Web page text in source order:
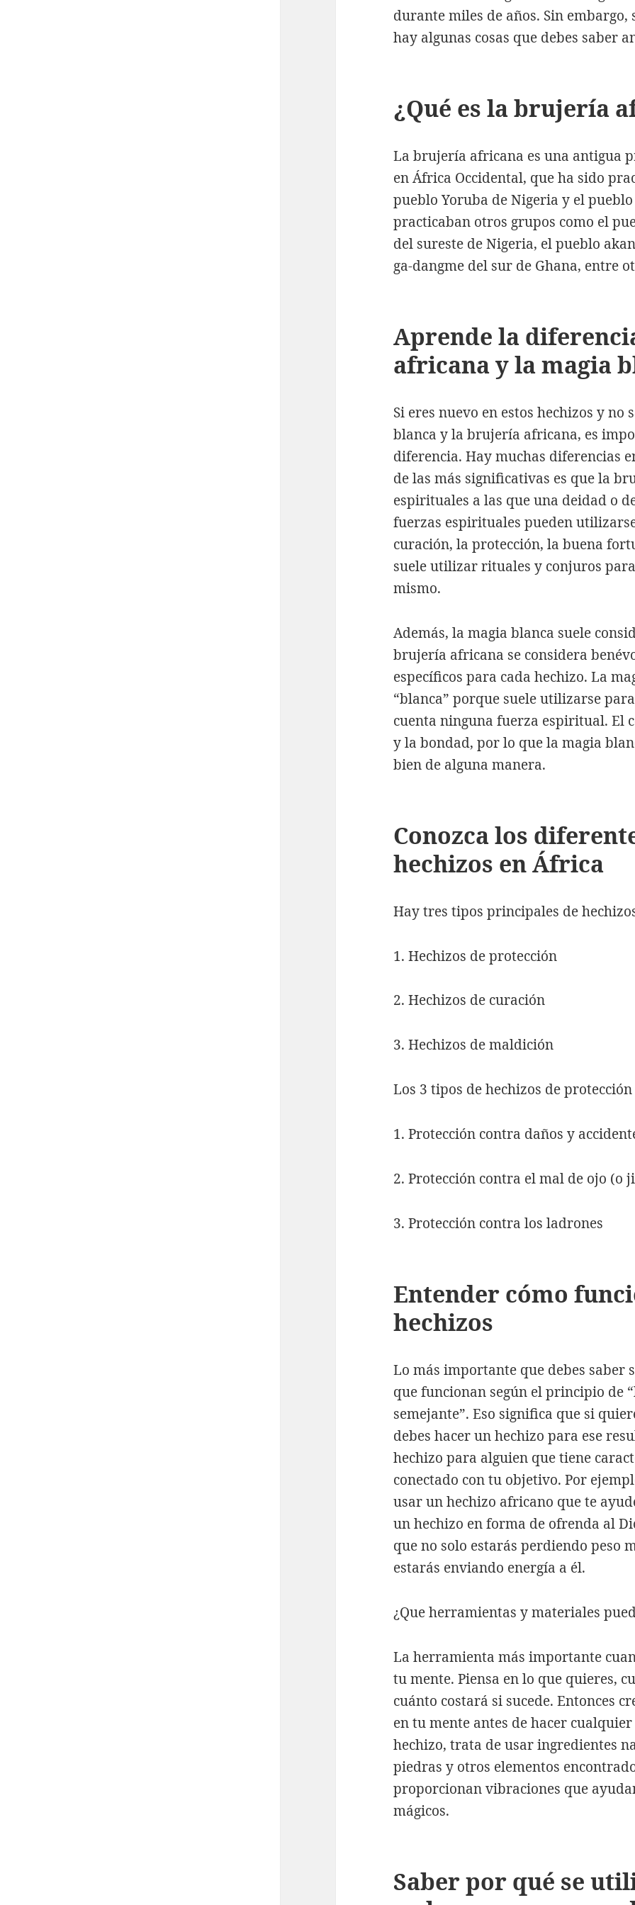
durante miles de años. Sin embargo,
hay algunas cosas que debes saber
¿Qué es la brujería
La brujería africana es una antigua
en África Occidental, que ha sido
pueblo Yoruba de Nigeria y el
practicaban otros grupos como el
del sureste de Nigeria, el pueblo
ga-dangme del sur de Ghana, entre
Aprende la
africana y la magia
Si eres nuevo en estos hechizos y
blanca y la brujería africana, es
diferencia. Hay muchas diferencias
de las más significativas es que la
espirituales a las que una deidad o
fuerzas espirituales pueden
curación, la protección, la buena
suele utilizar rituales y conjuros
mismo.
Además, la magia blanca suele
brujería africana se considera
específicos para cada hechizo. La
“blanca” porque suele utilizarse
cuenta ninguna fuerza espiritual. El
y la bondad, por lo que la magia
bien de alguna manera.
Conozca los
hechizos en África
Hay tres tipos principales de
1. Hechizos de protección
2. Hechizos de curación
3. Hechizos de maldición
Los 3 tipos de hechizos de protección
1. Protección contra daños y
2. Protección contra el mal de ojo (o
3. Protección contra los ladrones
Entender cómo
hechizos
Lo más importante que debes saber
que funcionan según el principio de
semejante”. Eso significa que si
debes hacer un hechizo para ese
hechizo para alguien que tiene
conectado con tu objetivo. Por
usar un hechizo africano que te
un hechizo en forma de ofrenda al
que no solo estarás perdiendo peso
estarás enviando energía a él.
¿Que herramientas y materiales
La herramienta más importante
tu mente. Piensa en lo que quieres,
cuánto costará si sucede. Entonces
en tu mente antes de hacer
hechizo, trata de usar ingredientes
piedras y otros elementos
proporcionan vibraciones que
mágicos.
Saber por qué se